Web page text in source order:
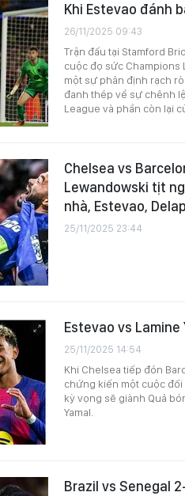
Khi Estevao đánh
26/11/2025 09:43
Trận đấu tại Stamford
cuộc đọ sức Champions
một sự phân định rạch
đanh thép về sự chênh
League và phần còn lại
Chelsea vs
Lewandowski tịt
nhà, Estevao,
25/11/2025 23:44
Estevao vs
25/11/2025 14:54
Khi Chelsea tiếp đón
chứng kiến một cuộc
kỳ vọng sẽ giành Quả
Yamal.
Brazil vs Senegal